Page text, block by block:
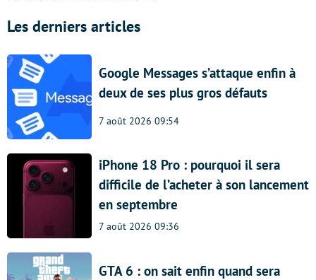
Les derniers articles
Google Messages s’attaque enfin à
deux de ses plus gros défauts
7 août 2026 09:54
iPhone 18 Pro : pourquoi il sera
difficile de l’acheter à son lancement
en septembre
7 août 2026 09:36
GTA 6 : on sait enfin quand sera